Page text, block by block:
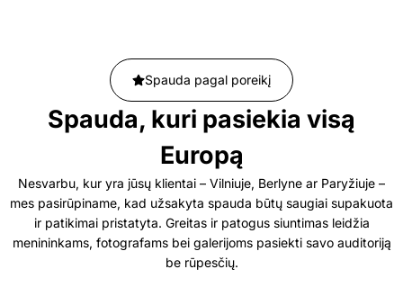
Spauda pagal poreikį
Spauda, kuri pasiekia visą
Europą
Nesvarbu, kur yra jūsų klientai – Vilniuje, Berlyne ar Paryžiuje –
mes pasirūpiname, kad užsakyta spauda būtų saugiai supakuota
ir patikimai pristatyta. Greitas ir patogus siuntimas leidžia
menininkams, fotografams bei galerijoms pasiekti savo auditoriją
be rūpesčių.